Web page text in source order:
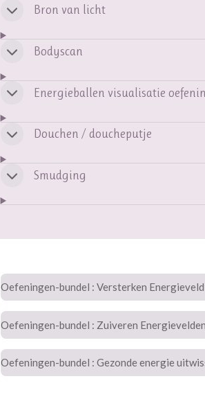
Bron van licht
Bodyscan
Energieballen visualisatie
Douchen / doucheputje
Smudging
Oefeningen-bundel : Versterken Energieveld
Oefeningen-bundel : Zuiveren Energievelden
Oefeningen-bundel : Gezonde energie